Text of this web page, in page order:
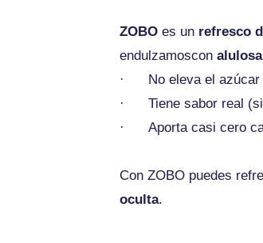
ZOBO es un refresco
endulzamosconalulosa
· No eleva el azúcar
· Tiene sabor real
· Aporta casi cero
Con ZOBO puedes
oculta.